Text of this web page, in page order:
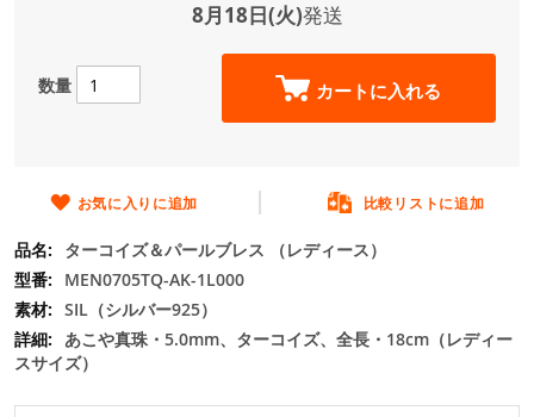
す
る
8月18日(火)発送
数量 カートに入れる
お気に入りに追加 比較リストに追加
ターコイズ＆パールブレス （レディース）
MEN0705TQ-AK-1L000
SIL（シルバー925）
あこや真珠・5.0mm、ターコイズ、全長・18cm（レディー
スサイズ）